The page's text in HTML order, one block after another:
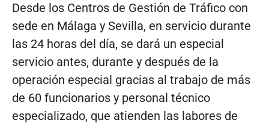
Desde los Centros de Gestión de Tráfico con
sede en Málaga y Sevilla, en servicio durante
las 24 horas del día, se dará un especial
servicio antes, durante y después de la
operación especial gracias al trabajo de más
de 60 funcionarios y personal técnico
especializado, que atienden las labores de